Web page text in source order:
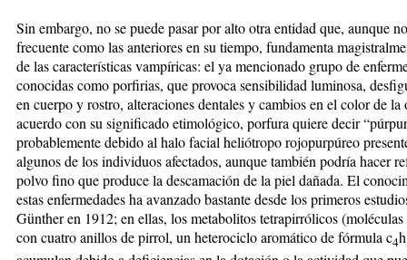
Sin embargo, no se puede pasar por alto otra entidad que, aunque
frecuente como las anteriores en su tiempo, fundamenta
de las características vampíricas: el ya mencionado grupo de
conocidas como porfirias, que provoca sensibilidad luminosa,
en cuerpo y rostro, alteraciones dentales y cambios en el color de la
acuerdo con su significado etimológico, porfura quiere decir
probablemente debido al halo facial heliótropo rojopurpúreo
algunos de los individuos afectados, aunque también podría hacer
polvo fino que produce la descamación de la piel dañada. El
estas enfermedades ha avanzado bastante desde los primeros
Günther en 1912; en ellas, los metabolitos tetrapirrólicos
con cuatro anillos de pirrol, un heterociclo aromático de fórmula c4h